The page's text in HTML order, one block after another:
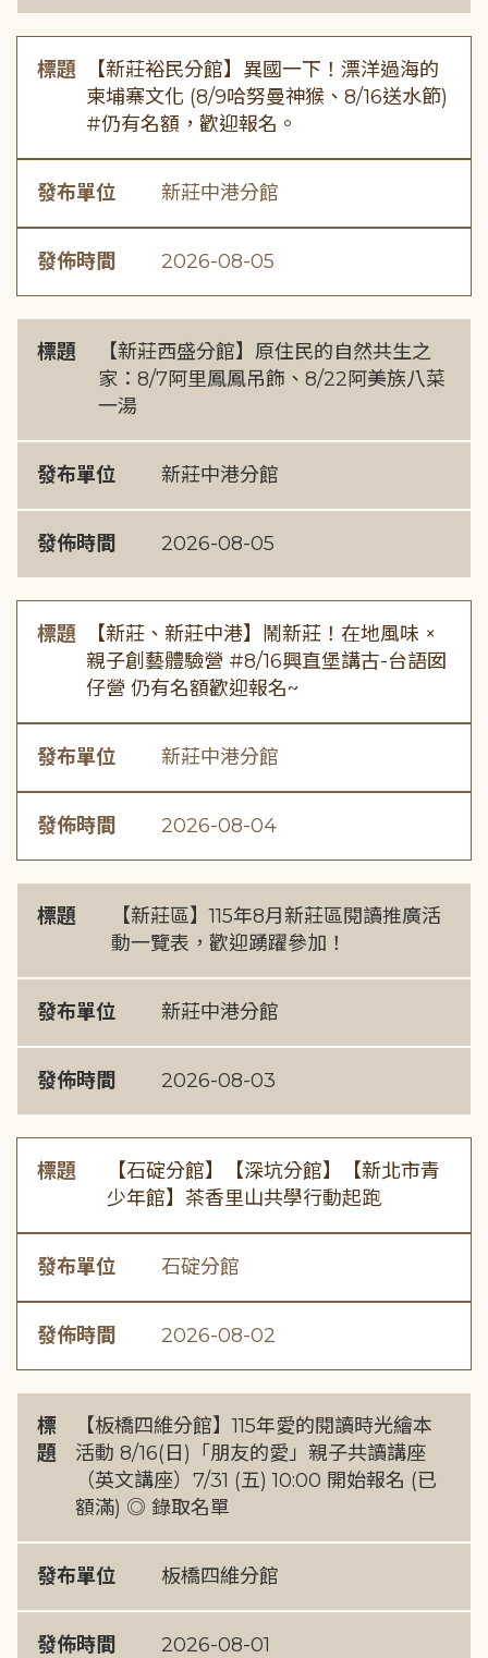
標題
【新莊裕民分館】異國一下！漂洋過海的
柬埔寨文化 (8/9哈努曼神猴、8/16送水節)
#仍有名額，歡迎報名。
發布單位 新莊中港分館
發佈時間 2026-08-05
標題
【新莊西盛分館】原住民的自然共生之
家：8/7阿里鳳鳳吊飾、8/22阿美族八菜
一湯
發布單位 新莊中港分館
發佈時間 2026-08-05
標題
【新莊、新莊中港】鬧新莊！在地風味 ×
親子創藝體驗營 #8/16興直堡講古-台語囡
仔營 仍有名額歡迎報名~
發布單位 新莊中港分館
發佈時間 2026-08-04
標題
【新莊區】115年8月新莊區閱讀推廣活
動一覽表，歡迎踴躍參加！
發布單位 新莊中港分館
發佈時間 2026-08-03
標題
【石碇分館】【深坑分館】【新北市青
少年館】茶香里山共學行動起跑
發布單位 石碇分館
發佈時間 2026-08-02
標
題
【板橋四維分館】115年愛的閱讀時光繪本
活動 8/16(日)「朋友的愛」親子共讀講座
（英文講座）7/31 (五) 10:00 開始報名 (已
額滿) ◎ 錄取名單
發布單位 板橋四維分館
發佈時間 2026-08-01